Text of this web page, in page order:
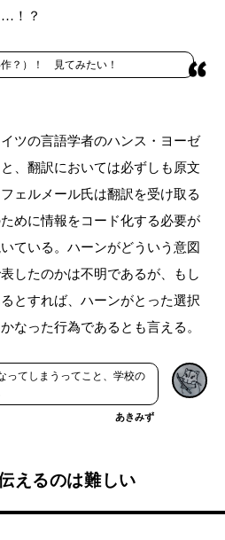
！？
？）！ 見てみたい！
ツの言語学者のハンス・ヨーゼ
、翻訳においては必ずしも原文
ェルメール氏は翻訳を受け取る
めに情報をコード化する必要が
ている。ハーンがどういう意図
したのかは不明であるが、もし
とすれば、ハーンがとった選択
なった行為であるとも言える。
ってしまうってこと、学校の
あきみず
えるのは難しい